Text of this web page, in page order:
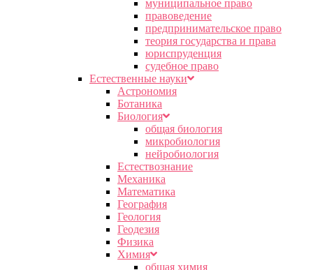
муниципальное право
правоведение
предпринимательское право
теория государства и права
юриспруденция
судебное право
Естественные науки
Астрономия
Ботаника
Биология
общая биология
микробиология
нейробиология
Естествознание
Механика
Математика
География
Геология
Геодезия
Физика
Химия
общая химия